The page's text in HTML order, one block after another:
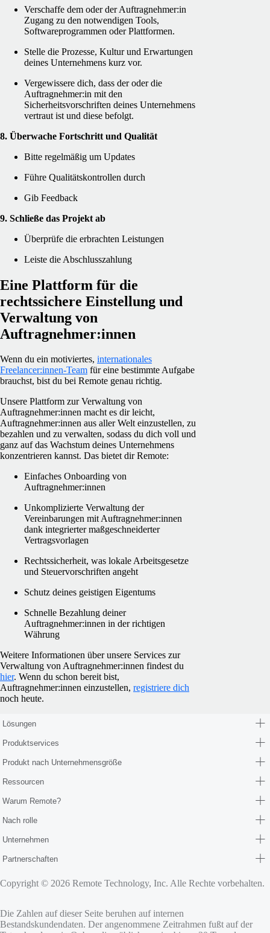
Verschaffe dem oder der Auftragnehmer:in
Zugang zu den notwendigen Tools,
Softwareprogrammen oder Plattformen.
Stelle die Prozesse, Kultur und Erwartungen
deines Unternehmens kurz vor.
Vergewissere dich, dass der oder die
Auftragnehmer:in mit den
Sicherheitsvorschriften deines Unternehmens
vertraut ist und diese befolgt.
8. Überwache Fortschritt und Qualität
Bitte regelmäßig um Updates
Führe Qualitätskontrollen durch
Gib Feedback
9. Schließe das Projekt ab
Überprüfe die erbrachten Leistungen
Leiste die Abschlusszahlung
Eine Plattform für die
rechtssichere Einstellung und
Verwaltung von
Auftragnehmer:innen
Wenn du ein motiviertes, internationales
Freelancer:innen-Team für eine bestimmte Aufgabe
brauchst, bist du bei Remote genau richtig.
Unsere Plattform zur Verwaltung von
Auftragnehmer:innen macht es dir leicht,
Auftragnehmer:innen aus aller Welt einzustellen, zu
bezahlen und zu verwalten, sodass du dich voll und
ganz auf das Wachstum deines Unternehmens
konzentrieren kannst. Das bietet dir Remote:
Einfaches Onboarding von
Auftragnehmer:innen
Unkomplizierte Verwaltung der
Vereinbarungen mit Auftragnehmer:innen
dank integrierter maßgeschneiderter
Vertragsvorlagen
Rechtssicherheit, was lokale Arbeitsgesetze
und Steuervorschriften angeht
Schutz deines geistigen Eigentums
Schnelle Bezahlung deiner
Auftragnehmer:innen in der richtigen
Währung
Weitere Informationen über unsere Services zur
Verwaltung von Auftragnehmer:innen findest du
hier. Wenn du schon bereit bist,
Auftragnehmer:innen einzustellen, registriere dich
noch heute.
Lösungen
Produktservices
Produkt nach Unternehmensgröße
Ressourcen
Warum Remote?
Nach rolle
Unternehmen
Partnerschaften
Copyright © 2026 Remote Technology, Inc. Alle Rechte vorbehalten.
Die Zahlen auf dieser Seite beruhen auf internen
Bestandskundendaten. Der angenommene Zeitrahmen fußt auf der